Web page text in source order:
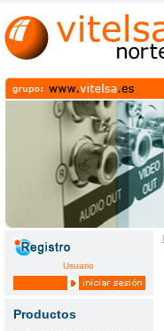
Usuario
Productos